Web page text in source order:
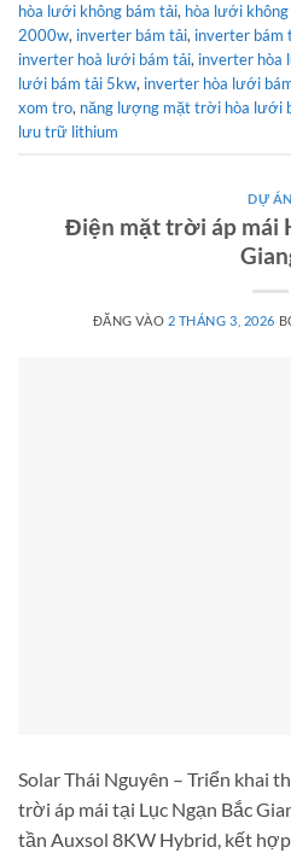
hòa lưới không bám tải, hòa lưới
2000w, inverter bám tải, inverter bám
inverter hoà lưới bám tải, inverter hòa
lưới bám tải 5kw, inverter hòa lưới
xom tro, năng lượng mặt trời hòa lưới
lưu trữ lithium
DỰ ÁN
Điện mặt trời áp mái
ĐĂNG VÀO 2 THÁNG 3, 2026
Solar Thái Nguyên – Triển khai
trời áp mái tại Lục Ngạn Bắc
tần Auxsol 8KW Hybrid, kết